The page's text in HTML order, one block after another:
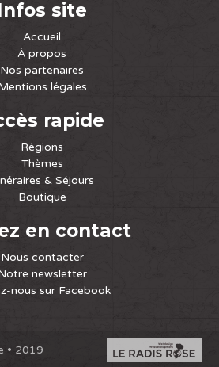
site
Accueil
À propos
Nos partenaires
légales
rapide
Régions
Thèmes
& Séjours
Boutique
en contact
Nous contacter
newsletter
nous sur Facebook
• 2019